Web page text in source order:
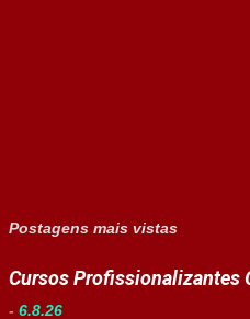
Postagens mais vistas
Cursos Profissionalizantes
- 6.8.26